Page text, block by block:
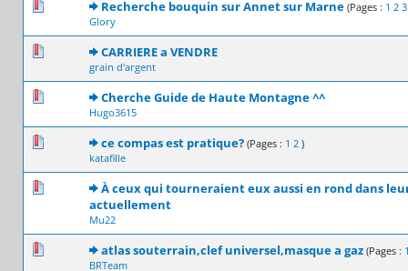
Recherche bouquin sur Annet sur Marne (Pages : 1 2 3
Glory
0 Votes - 0 sur 5 en moyenne
12345
CARRIERE a VENDRE
grain d'argent
0 Votes - 0 sur 5 en moyenne
12345
Cherche Guide de Haute Montagne ^^
Hugo3615
0 Votes - 0 sur 5 en moyenne
12345
ce compas est pratique? (Pages : 1 2 )
katafille
0 Votes - 0 sur 5 en moyenne
12345
À ceux qui tourneraient eux aussi en rond dans
actuellement
Mu22
0 Votes - 0 sur 5 en moyenne
12345
atlas souterrain,clef universel,masque a gaz (Pages :
BRTeam
0 Votes - 0 sur 5 en moyenne
12345